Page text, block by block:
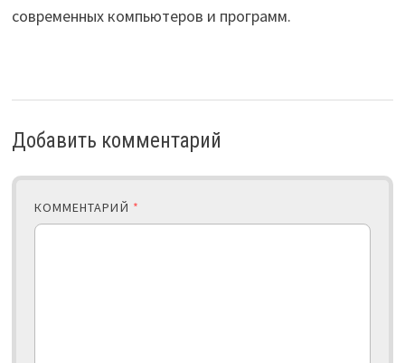
современных компьютеров и программ.
Добавить комментарий
КОММЕНТАРИЙ *